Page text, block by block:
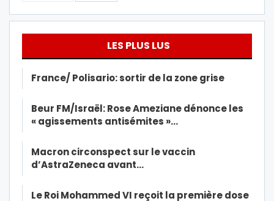
LES PLUS LUS
France/ Polisario: sortir de la zone grise
Beur FM/Israël: Rose Ameziane dénonce les
« agissements antisémites »…
Macron circonspect sur le vaccin
d’AstraZeneca avant…
Le Roi Mohammed VI reçoit la première dose